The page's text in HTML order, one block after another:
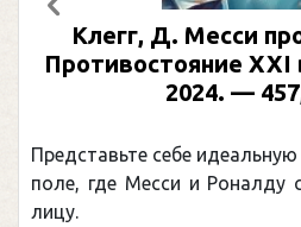
против Роналду.
XXI века. — Москва,
битву на футбольном
соперничают лицом к
Предыдущий